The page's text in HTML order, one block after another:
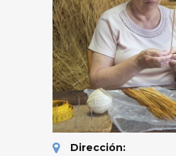
Dirección: